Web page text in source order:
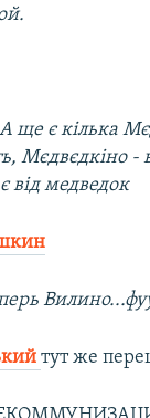
ще є кілька
Мєдвєдкіно -
від медведок
тут же